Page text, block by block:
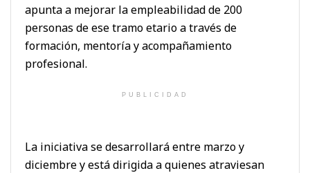
apunta a mejorar la empleabilidad de 200
personas de ese tramo etario a través de
formación, mentoría y acompañamiento
profesional.
PUBLICIDAD
La iniciativa se desarrollará entre marzo y
diciembre y está dirigida a quienes atraviesan